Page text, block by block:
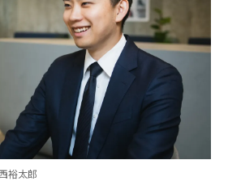
裕太郎